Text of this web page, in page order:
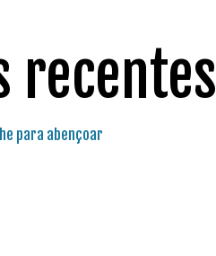
recentes
para abençoar